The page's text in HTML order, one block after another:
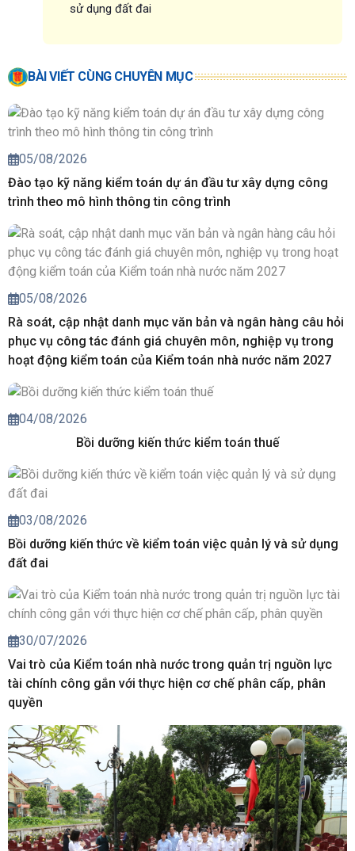
sử dụng đất đai
BÀI VIẾT CÙNG CHUYÊN MỤC
05/08/2026
Đào tạo kỹ năng kiểm toán dự án đầu tư xây dựng công
trình theo mô hình thông tin công trình
05/08/2026
Rà soát, cập nhật danh mục văn bản và ngân hàng câu hỏi
phục vụ công tác đánh giá chuyên môn, nghiệp vụ trong
hoạt động kiểm toán của Kiểm toán nhà nước năm 2027
04/08/2026
Bồi dưỡng kiến thức kiểm toán thuế
03/08/2026
Bồi dưỡng kiến thức về kiểm toán việc quản lý và sử dụng
đất đai
30/07/2026
Vai trò của Kiểm toán nhà nước trong quản trị nguồn lực
tài chính công gắn với thực hiện cơ chế phân cấp, phân
quyền